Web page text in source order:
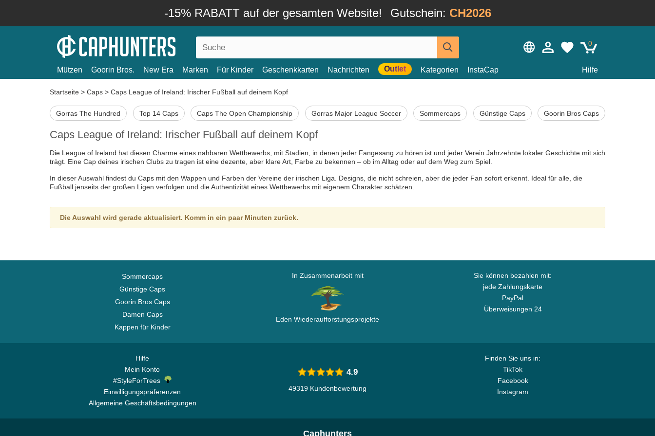
-15% RABATT auf der gesamten Website! Gutschein: CH2026
0
Mützen Goorin Bros. New Era Marken Für Kinder Geschenkkarten Nachrichten Outlet Kategorien InstaCap Hilfe
Startseite > Caps > Caps League of Ireland: Irischer Fußball auf deinem Kopf
Gorras The Hundred Top 14 Caps Caps The Open Championship Gorras Major League Soccer Sommercaps Günstige Caps Goorin Bros Caps
Caps League of Ireland: Irischer Fußball auf deinem Kopf
Die League of Ireland hat diesen Charme eines nahbaren Wettbewerbs, mit Stadien, in denen jeder Fangesang zu hören ist und jeder Verein Jahrzehnte lokaler Geschichte mit sich
trägt. Eine Cap deines irischen Clubs zu tragen ist eine dezente, aber klare Art, Farbe zu bekennen – ob im Alltag oder auf dem Weg zum Spiel.
In dieser Auswahl findest du Caps mit den Wappen und Farben der Vereine der irischen Liga. Designs, die nicht schreien, aber die jeder Fan sofort erkennt. Ideal für alle, die
Fußball jenseits der großen Ligen verfolgen und die Authentizität eines Wettbewerbs mit eigenem Charakter schätzen.
Die Auswahl wird gerade aktualisiert. Komm in ein paar Minuten zurück.
Sommercaps
Günstige Caps
Goorin Bros Caps
Damen Caps
Kappen für Kinder
In Zusammenarbeit mit
Eden Wiederaufforstungsprojekte
Sie können bezahlen mit:
jede Zahlungskarte
PayPal
Überweisungen 24
Hilfe
Mein Konto
#StyleForTrees
Einwilligungspräferenzen
Allgemeine Geschäftsbedingungen
Finden Sie uns in:
TikTok
Facebook
Instagram
4.9
49319 Kundenbewertung
Caphunters